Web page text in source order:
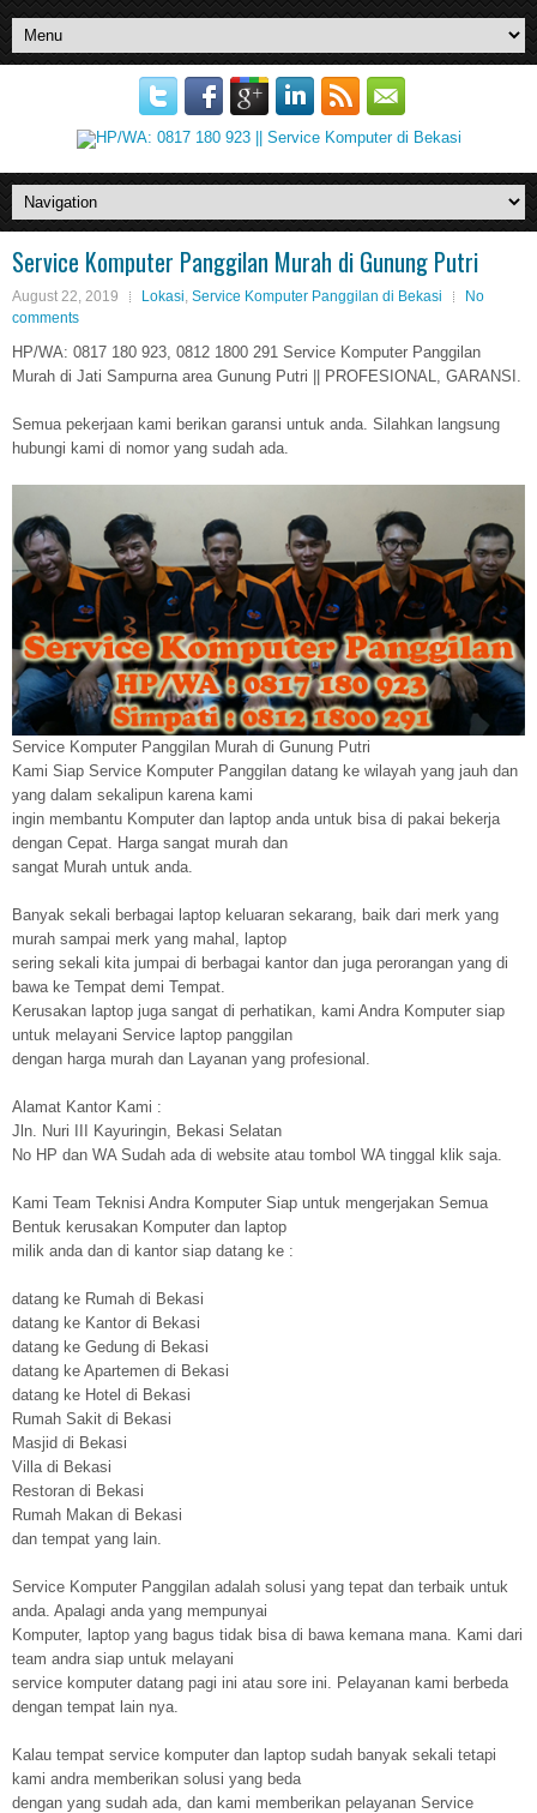
Service Komputer Panggilan Murah di Gunung Putri
August 22, 2019 Lokasi, Service Komputer Panggilan di Bekasi
No
comments
HP/WA: 0817 180 923, 0812 1800 291 Service Komputer Panggilan
Murah di Jati Sampurna area Gunung Putri || PROFESIONAL, GARANSI.
Semua pekerjaan kami berikan garansi untuk anda. Silahkan langsung
hubungi kami di nomor yang sudah ada.
Service Komputer Panggilan Murah di Gunung Putri
Kami Siap Service Komputer Panggilan datang ke wilayah yang jauh dan
yang dalam sekalipun karena kami
ingin membantu Komputer dan laptop anda untuk bisa di pakai bekerja
dengan Cepat. Harga sangat murah dan
sangat Murah untuk anda.
Banyak sekali berbagai laptop keluaran sekarang, baik dari merk yang
murah sampai merk yang mahal, laptop
sering sekali kita jumpai di berbagai kantor dan juga perorangan yang di
bawa ke Tempat demi Tempat.
Kerusakan laptop juga sangat di perhatikan, kami Andra Komputer siap
untuk melayani Service laptop panggilan
dengan harga murah dan Layanan yang profesional.
Alamat Kantor Kami :
Jln. Nuri III Kayuringin, Bekasi Selatan
No HP dan WA Sudah ada di website atau tombol WA tinggal klik saja.
Kami Team Teknisi Andra Komputer Siap untuk mengerjakan Semua
Bentuk kerusakan Komputer dan laptop
milik anda dan di kantor siap datang ke :
datang ke Rumah di Bekasi
datang ke Kantor di Bekasi
datang ke Gedung di Bekasi
datang ke Apartemen di Bekasi
datang ke Hotel di Bekasi
Rumah Sakit di Bekasi
Masjid di Bekasi
Villa di Bekasi
Restoran di Bekasi
Rumah Makan di Bekasi
dan tempat yang lain.
Service Komputer Panggilan adalah solusi yang tepat dan terbaik untuk
anda. Apalagi anda yang mempunyai
Komputer, laptop yang bagus tidak bisa di bawa kemana mana. Kami dari
team andra siap untuk melayani
service komputer datang pagi ini atau sore ini. Pelayanan kami berbeda
dengan tempat lain nya.
Kalau tempat service komputer dan laptop sudah banyak sekali tetapi
kami andra memberikan solusi yang beda
dengan yang sudah ada, dan kami memberikan pelayanan Service